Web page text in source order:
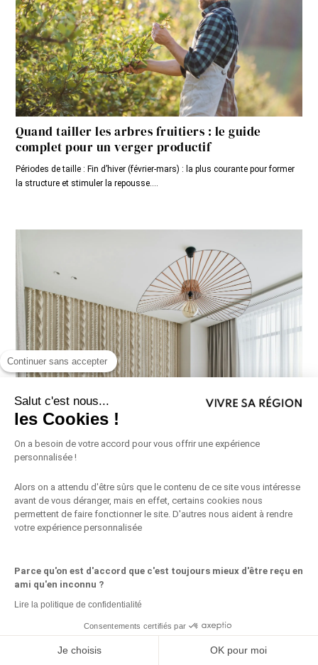
Continuer sans accepter
Salut c'est nous...
les Cookies !
On a besoin de votre accord pour vous offrir une expérience
personnalisée !
Alors on a attendu d'être sûrs que le contenu de ce site vous intéresse
avant de vous déranger, mais en effet, certains cookies nous
permettent de faire fonctionner le site. D'autres nous aident à rendre
votre expérience personnalisée
Parce qu'on est d'accord que c'est toujours mieux d'être reçu en
ami qu'en inconnu ?
Lire la politique de confidentialité
Consentements certifiés par
Je choisis OK pour moi
Quand tailler les arbres fruitiers : le guide
complet pour un verger productif
Périodes de taille : Fin d’hiver (février-mars) : la plus courante pour former
la structure et stimuler la repousse....
sommeil apaisé
l’une des pièces les plus essentielles du foyer,...